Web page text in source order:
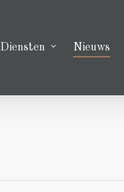
Diensten Nieuws